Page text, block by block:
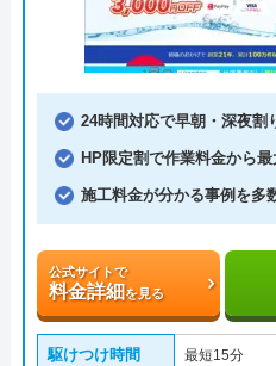
24時間対応で早朝・深夜割
HP限定割で作業料金から最
施工料金が分かる事例を多
公式サイトで
料金詳細を見る
駆けつけ時間 最短15分